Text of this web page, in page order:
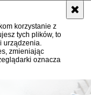
korzystanie z
tych plików, to
urządzenia.
zmieniając
oznacza